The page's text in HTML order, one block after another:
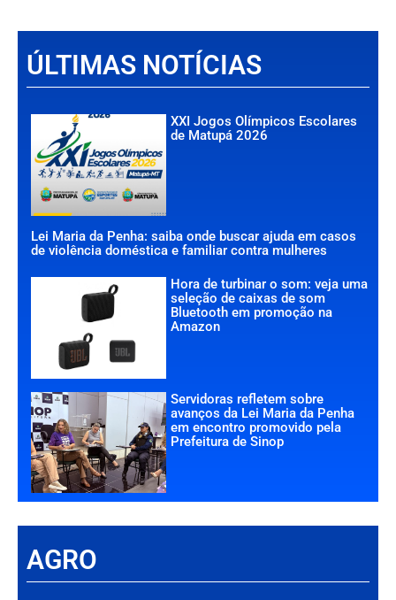
ÚLTIMAS NOTÍCIAS
XXI Jogos Olímpicos Escolares
de Matupá 2026
Lei Maria da Penha: saiba onde buscar ajuda em casos
de violência doméstica e familiar contra mulheres
Hora de turbinar o som: veja uma
seleção de caixas de som
Bluetooth em promoção na
Amazon
Servidoras refletem sobre
avanços da Lei Maria da Penha
em encontro promovido pela
Prefeitura de Sinop
AGRO